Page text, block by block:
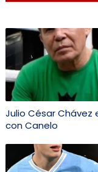
Julio César Chávez
con Canelo